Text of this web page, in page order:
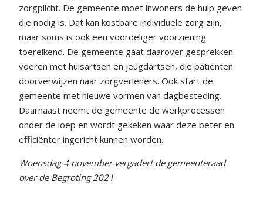
zorgplicht. De gemeente moet inwoners de hulp geven
die nodig is. Dat kan kostbare individuele zorg zijn,
maar soms is ook een voordeliger voorziening
toereikend. De gemeente gaat daarover gesprekken
voeren met huisartsen en jeugdartsen, die patiënten
doorverwijzen naar zorgverleners. Ook start de
gemeente met nieuwe vormen van dagbesteding.
Daarnaast neemt de gemeente de werkprocessen
onder de loep en wordt gekeken waar deze beter en
efficiënter ingericht kunnen worden.
Woensdag 4 november vergadert de gemeenteraad
over de Begroting 2021